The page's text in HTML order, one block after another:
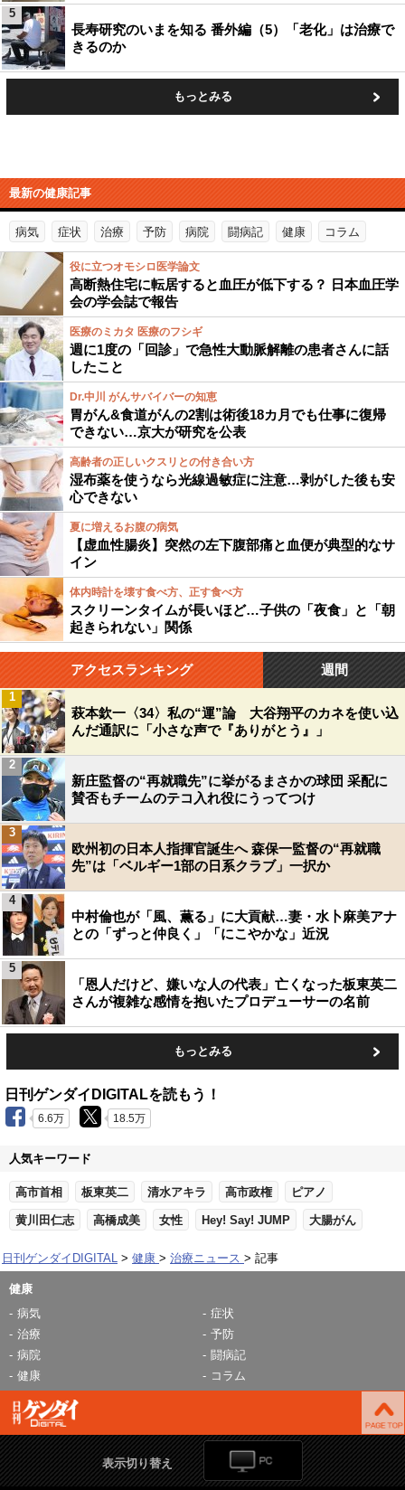
長寿研究のいまを知る 番外編（5）「老化」は治療で
きるのか
5
もっとみる
最新の健康記事
病気 症状 治療 予防 病院 闘病記 健康 コラム
役に立つオモシロ医学論文
高断熱住宅に転居すると血圧が低下する？ 日本血圧学
会の学会誌で報告
医療のミカタ 医療のフシギ
週に1度の「回診」で急性大動脈解離の患者さんに話
したこと
Dr.中川 がんサバイバーの知恵
胃がん&食道がんの2割は術後18カ月でも仕事に復帰
できない…京大が研究を公表
高齢者の正しいクスリとの付き合い方
湿布薬を使うなら光線過敏症に注意…剥がした後も安
心できない
夏に増えるお腹の病気
【虚血性腸炎】突然の左下腹部痛と血便が典型的なサ
イン
体内時計を壊す食べ方、正す食べ方
スクリーンタイムが長いほど…子供の「夜食」と「朝
起きられない」関係
アクセスランキング 週間
萩本欽一〈34〉私の“運”論 大谷翔平のカネを使い込
んだ通訳に「小さな声で『ありがとう』」
1
新庄監督の“再就職先”に挙がるまさかの球団 采配に
賛否もチームのテコ入れ役にうってつけ
2
欧州初の日本人指揮官誕生へ 森保一監督の“再就職
先”は「ベルギー1部の日系クラブ」一択か
3
中村倫也が「風、薫る」に大貢献…妻・水卜麻美アナ
との「ずっと仲良く」「にこやかな」近況
4
「恩人だけど、嫌いな人の代表」亡くなった板東英二
さんが複雑な感情を抱いたプロデューサーの名前
5
もっとみる
日刊ゲンダイDIGITALを読もう！
6.6万 18.5万
人気キーワード
高市首相 板東英二 清水アキラ 高市政権 ピアノ
黄川田仁志 高橋成美 女性 Hey! Say! JUMP 大腸がん
日刊ゲンダイDIGITAL 健康 治療ニュース 記事
健康
病気
症状
治療
予防
病院
闘病記
健康
コラム
表示切り替え